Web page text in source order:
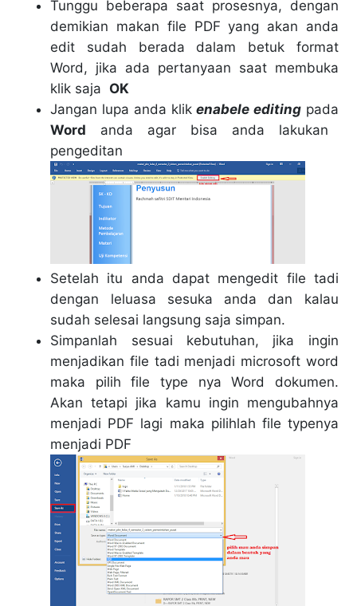
Tunggu beberapa saat prosesnya, dengan
demikian makan file PDF yang akan anda
edit sudah berada dalam betuk format
Word, jika ada pertanyaan saat membuka
klik saja OK
Jangan lupa anda klikenabele editing pada
Word anda agar bisa anda lakukan
pengeditan
Setelah itu anda dapat mengedit file tadi
dengan leluasa sesuka anda dan kalau
sudah selesai langsung saja simpan.
Simpanlah sesuai kebutuhan, jika ingin
menjadikan file tadi menjadi microsoft word
maka pilih file type nya Word dokumen.
Akan tetapi jika kamu ingin mengubahnya
menjadi PDF lagi maka pilihlah file typenya
menjadi PDF